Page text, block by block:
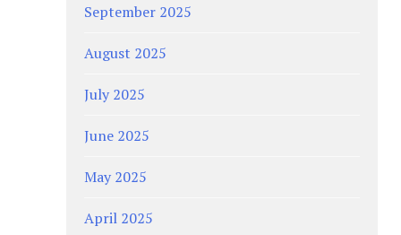
September 2025
August 2025
July 2025
June 2025
May 2025
April 2025